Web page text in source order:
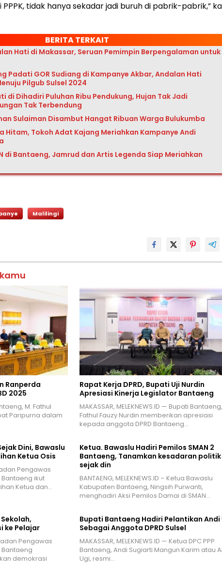
tidak hanya sekadar jadi buruh di pabrik-pabrik,”
BERITA TERKAIT
Hati di Makassar, Seruan Pemimpin Berpengalaman untuk
Padati GOR Sudiang di Kampanye Akbar, Andalan Hati
Pilgub Sulsel 2024
di Dihadiri Puluhan Ribu Pendukung, Hujan Tak Jadi
Tak Terbendung
Sulaiman Disambut Hangat Ribuan Warga Bulukumba
Hitam, Tokoh Adat Kajang Meriahkan Kampanye Andi
di Bantaeng, Jamrud dan Artis Legenda Siap Meriahkan
Malilingi
Ranperda
2025
M. Fathul
Paripurna dalam
Rapat Kerja DPRD, Bupati Uji Nurdin
Apresiasi Kinerja Legislator Bantaeng
MAKASSAR, MELEKNEWS.ID — Bupati
Fathul Fauzy Nurdin memberikan apresiasi
kepada anggota DPRD Bantaeng…
Dini, Bawaslu
Ketua Osis
Pengawas
ikut
Ketua dan…
Ketua. Bawaslu Hadiri Pemilos SMAN 2
Bantaeng, Tanamkan kesadaran politik
sejak din
BANTAENG, MELEKNEWS.ID – Ketua Bawaslu
Kabupaten Bantaeng, Ningsih Purwanti,
menghadiri Aksi Pemilos Damai di SMAN…
ke Pelajar
Pengawas
demokrasi
Bupati Bantaeng Hadiri Pelantikan Andi
Sebagai Anggota DPRD Sulsel
MAKASSAR, MELEKNEWS.ID — Ketua DPC PPP
Bantaeng, Andi Sugiarti Mangun Karim atau
Ugi, resmi…